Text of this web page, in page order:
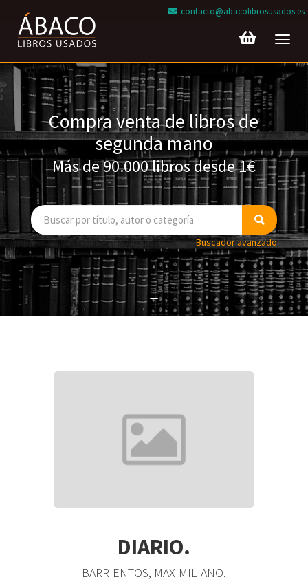
contacto@abacolibrosusados.es
Compra venta de libros de
segunda mano
Más de 90.000 libros desde 1€
Buscador avanzado
DIARIO.
BARRIENTOS, MAXIMILIANO.